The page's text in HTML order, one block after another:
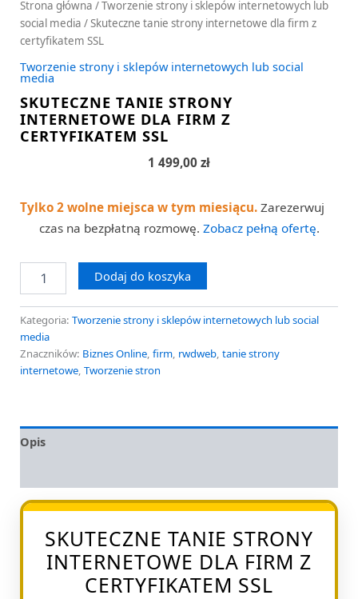
Strona główna /Tworzenie strony i sklepów internetowych lub
social media / Skuteczne tanie strony internetowe dla firm z
certyfikatem SSL
Tworzenie strony i sklepów internetowych lub social
media
SKUTECZNE TANIE STRONY
INTERNETOWE DLA FIRM Z
CERTYFIKATEM SSL
1 499,00 zł
Tylko 2 wolne miejsca w tym miesiącu. Zarezerwuj
czas na bezpłatną rozmowę. Zobacz pełną ofertę.
Dodaj do koszyka
Kategoria: Tworzenie strony i sklepów internetowych lub social
media
Znaczników: Biznes Online, firm, rwdweb, tanie strony
internetowe, Tworzenie stron
Opis
SKUTECZNE TANIE STRONY
INTERNETOWE DLA FIRM Z
CERTYFIKATEM SSL